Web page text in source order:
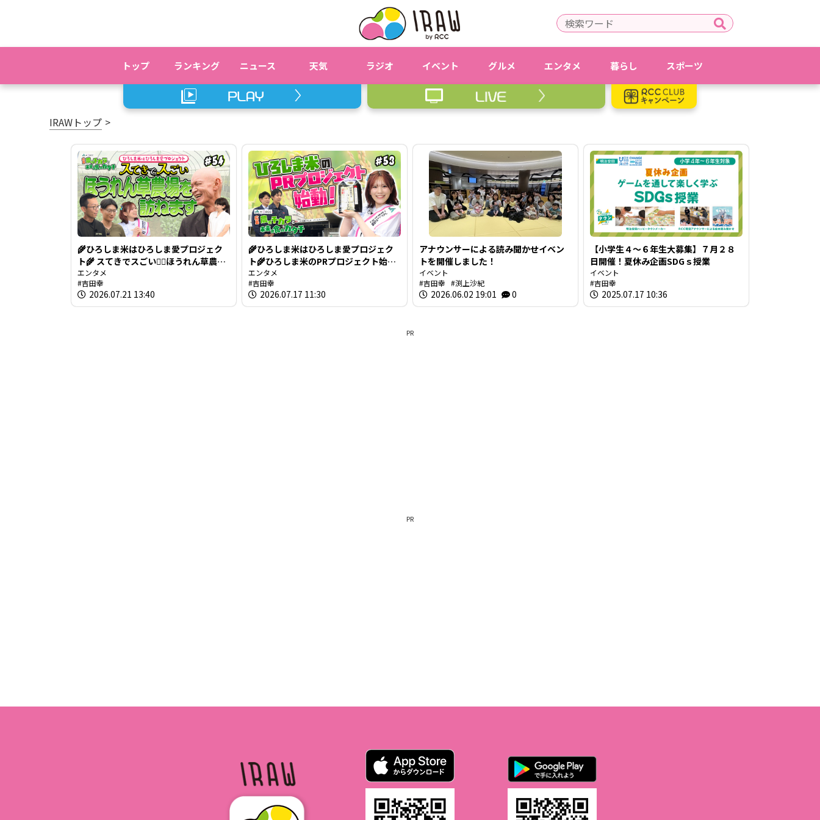
トップ ランキング ニュース 天気 ラジオ イベント グルメ エンタメ 暮らし スポーツ
IRAWトップ
🌾ひろしま米はひろしま愛プロジェク
ト🌾 スてきでスごい👍🏻ほうれん草農場
を訪ねます🥬【広島 農のチカラと未来
の食のカタチ】
エンタメ
吉田幸
2026.07.21 13:40
🌾ひろしま米はひろしま愛プロジェク
ト🌾ひろしま米のPRプロジェクト始動
❗【広島 農のチカラと未来の食のカタ
チ】
エンタメ
吉田幸
2026.07.17 11:30
アナウンサーによる読み聞かせイベン
トを開催しました！
イベント
吉田幸
渕上沙紀
2026.06.02 19:01 0
【小学生４～６年生大募集】７月２８
日開催！夏休み企画SDGｓ授業
イベント
吉田幸
2025.07.17 10:36
PR
PR